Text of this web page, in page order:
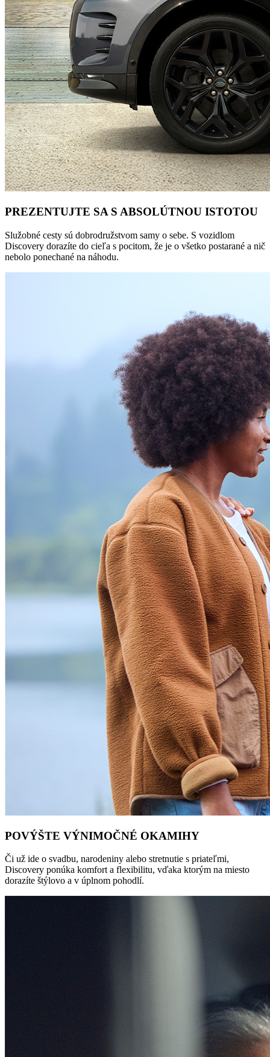
PREZENTUJTE SA S ABSOLÚTNOU ISTOTOU
Služobné cesty sú dobrodružstvom samy o sebe. S vozidlom
Discovery dorazíte do cieľa s pocitom, že je o všetko postarané a nič
nebolo ponechané na náhodu.
POVÝŠTE VÝNIMOČNÉ OKAMIHY
Či už ide o svadbu, narodeniny alebo stretnutie s priateľmi,
Discovery ponúka komfort a flexibilitu, vďaka ktorým na miesto
dorazíte štýlovo a v úplnom pohodlí.